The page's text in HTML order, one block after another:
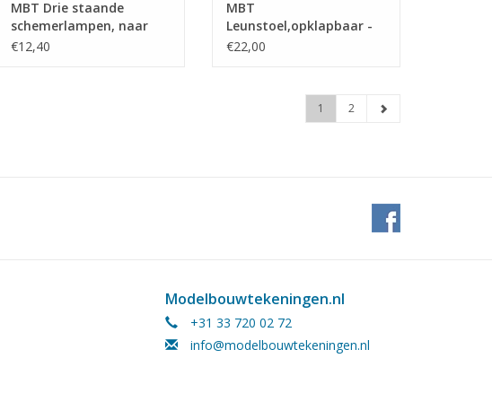
MBT Drie staande
schemerlampen, naar
"Oisterwijk" -
€12,40
MBT
Leunstoel,opklapbaar -
Bouwtekening Schaal 1 :
€22,00
1 2
Modelbouwtekeningen.nl
+31 33 720 02 72
info@modelbouwtekeningen.nl